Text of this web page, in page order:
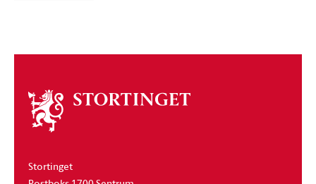
Om
stortinget
Stortinget